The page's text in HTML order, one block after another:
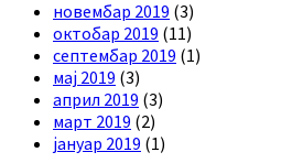
новембар 2019 (3)
октобар 2019 (11)
септембар 2019 (1)
мај 2019 (3)
април 2019 (3)
март 2019 (2)
јануар 2019 (1)